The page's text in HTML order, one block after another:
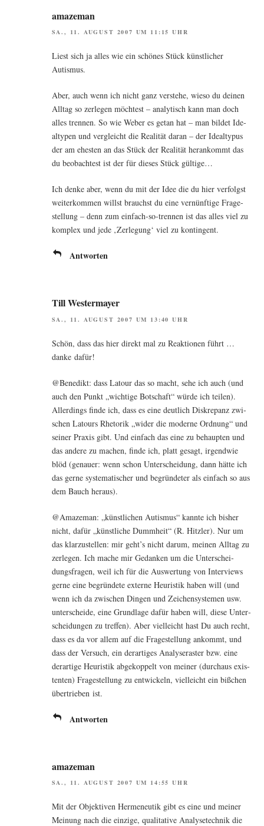
amazeman
SA., 11. AUGUST 2007 UM 11:15 UHR
Liest sich ja alles wie ein schö­nes Stück künst­li­cher
Autismus.
Aber, auch wenn ich nicht ganz ver­ste­he, wie­so du dei­nen
All­tag so zer­le­gen möch­test – ana­ly­tisch kann man doch
alles tren­nen. So wie Weber es getan hat – man bil­det Ide­
al­ty­pen und ver­gleicht die Rea­li­tät dar­an – der Ide­al­ty­pus
der am ehes­ten an das Stück der Rea­li­tät her­an­kommt das
du beob­ach­test ist der für die­ses Stück gültige…
Ich den­ke aber, wenn du mit der Idee die du hier ver­folgst
wei­ter­kom­men willst brauchst du eine ver­nünf­ti­ge Fra­ge­
stel­lung – denn zum ein­fach-so-tren­nen ist das alles viel zu
kom­plex und jede ‚Zer­le­gung‘ viel zu kontingent.
Antworten
Till Westermayer
SA., 11. AUGUST 2007 UM 13:40 UHR
Schön, dass das hier direkt mal zu Reak­tio­nen führt …
dan­ke dafür!
@Benedikt: dass Latour das so macht, sehe ich auch (und
auch den Punkt „wich­ti­ge Bot­schaft“ wür­de ich tei­len).
Aller­dings fin­de ich, dass es eine deut­lich Dis­kre­panz zwi­
schen Latours Rhe­to­rik „wider die moder­ne Ord­nung“ und
sei­ner Pra­xis gibt. Und ein­fach das eine zu behaup­ten und
das ande­re zu machen, fin­de ich, platt gesagt, irgend­wie
blöd (genau­er: wenn schon Unter­schei­dung, dann hät­te ich
das ger­ne sys­te­ma­ti­scher und begrün­de­ter als ein­fach so aus
dem Bauch heraus).
@Amazeman: „künst­li­chen Autis­mus“ kann­te ich bis­her
nicht, dafür „künst­li­che Dumm­heit“ (R. Hitz­ler). Nur um
das klar­zu­stel­len: mir geht’s nicht dar­um, mei­nen All­tag zu
zer­le­gen. Ich mache mir Gedan­ken um die Unter­schei­
dungs­fra­gen, weil ich für die Aus­wer­tung von Inter­views
ger­ne eine begrün­de­te exter­ne Heu­ris­tik haben will (und
wenn ich da zwi­schen Din­gen und Zei­chen­sys­te­men usw.
unter­schei­de, eine Grund­la­ge dafür haben will, die­se Unter­
schei­dun­gen zu tref­fen). Aber viel­leicht hast Du auch recht,
dass es da vor allem auf die Fra­ge­stel­lung ankommt, und
dass der Ver­such, ein der­ar­ti­ges Ana­ly­se­ras­ter bzw. eine
der­ar­ti­ge Heu­ris­tik abge­kop­pelt von mei­ner (durch­aus exis­
ten­ten) Fra­ge­stel­lung zu ent­wi­ckeln, viel­leicht ein biß­chen
über­trie­ben ist.
Antworten
amazeman
SA., 11. AUGUST 2007 UM 14:55 UHR
Mit der Objek­ti­ven Her­me­neu­tik gibt es eine und mei­ner
Mei­nung nach die ein­zi­ge, qua­li­ta­ti­ve Ana­ly­se­tech­nik die